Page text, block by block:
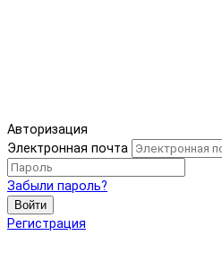
Авторизация
Электронная почта
Забыли пароль?
Войти
Регистрация